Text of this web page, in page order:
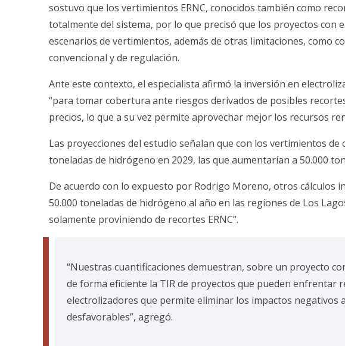
sostuvo que los vertimientos ERNC, conocidos también como
totalmente del sistema, por lo que precisó que los proyectos con
escenarios de vertimientos, además de otras limitaciones, como
convencional y de regulación.
Ante este contexto, el especialista afirmó la inversión en
“para tomar cobertura ante riesgos derivados de posibles
precios, lo que a su vez permite aprovechar mejor los recursos
Las proyecciones del estudio señalan que con los vertimientos de
toneladas de hidrógeno en 2029, las que aumentarían a 50.000
De acuerdo con lo expuesto por Rodrigo Moreno, otros cálculos
50.000 toneladas de hidrógeno al año en las regiones de Los
solamente proviniendo de recortes ERNC”.
“Nuestras cuantificaciones demuestran, sobre un proyecto
de forma eficiente la TIR de proyectos que pueden enfrentar
electrolizadores que permite eliminar los impactos negativos
desfavorables”, agregó.